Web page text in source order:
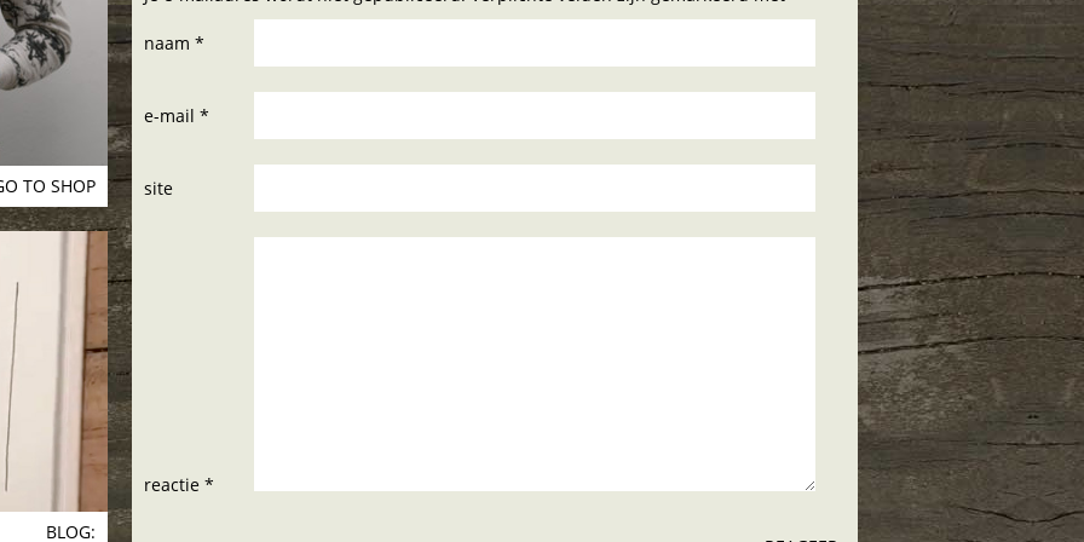
TO SHOP
BLOG:
naam *
e-mail *
site
reactie *